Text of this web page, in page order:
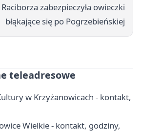
zabezpieczyła owieczki
błąkające się po Pogrzebieńskiej
teleadresowe
w Krzyżanowicach - kontakt,
Wielkie - kontakt, godziny,